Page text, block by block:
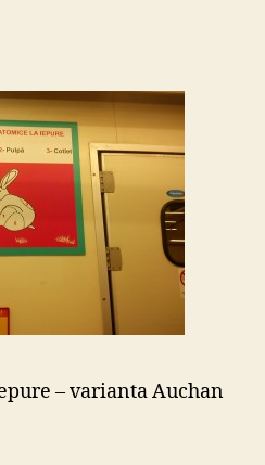
–
varianta
Auchan
– varianta Auchan